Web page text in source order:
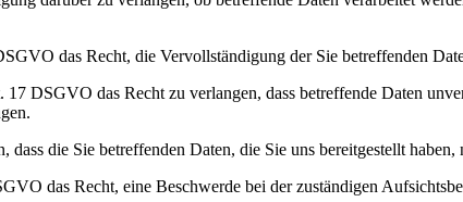
das Recht, die Vervollständigung der Sie betreffenden
17 DSGVO das Recht zu verlangen, dass betreffende Daten
dass die Sie betreffenden Daten, die Sie uns bereitgestellt
das Recht, eine Beschwerde bei der zuständigen